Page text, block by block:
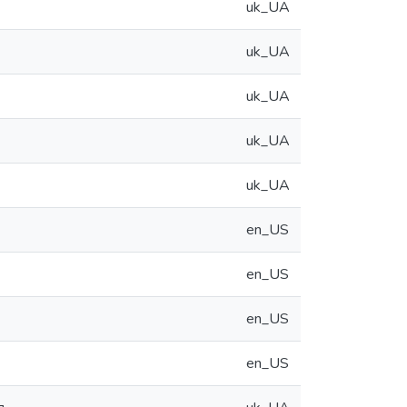
uk_UA
uk_UA
uk_UA
uk_UA
uk_UA
en_US
en_US
en_US
en_US